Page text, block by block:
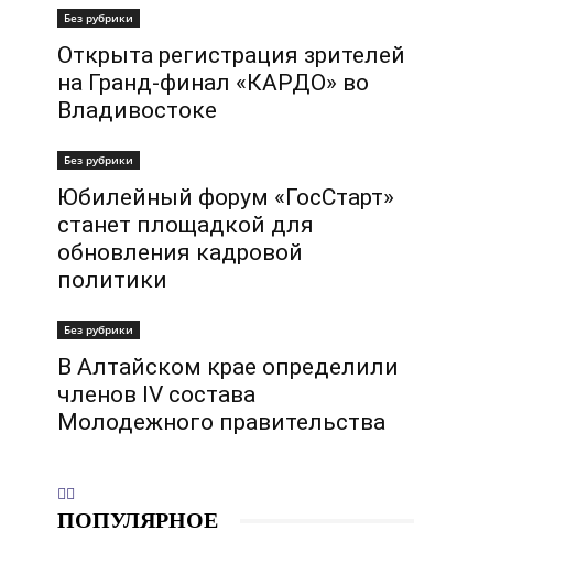
Без рубрики
Открыта регистрация зрителей
на Гранд-финал «КАРДО» во
Владивостоке
Без рубрики
Юбилейный форум «ГосСтарт»
станет площадкой для
обновления кадровой
политики
Без рубрики
В Алтайском крае определили
членов IV состава
Молодежного правительства
ПОПУЛЯРНОЕ